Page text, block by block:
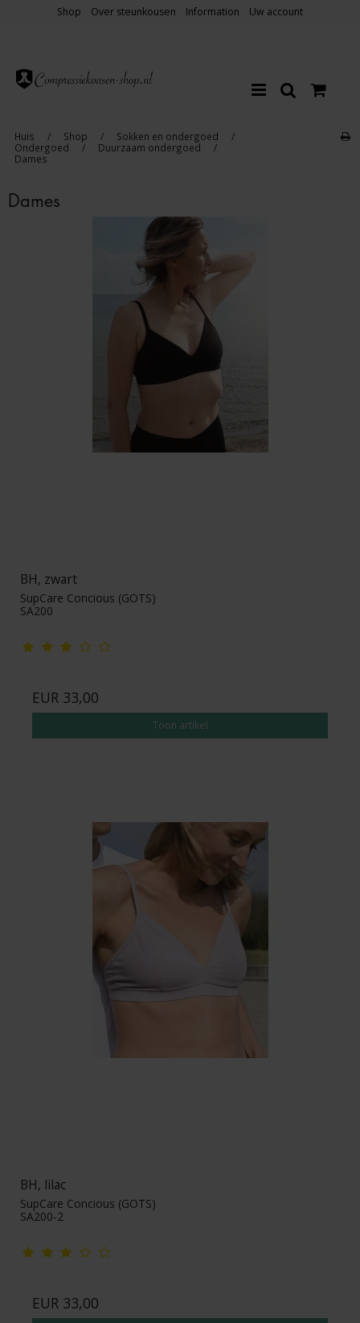
Shop Over steunkousen Information Uw account
Huis / Shop / Sokken en ondergoed
/
Ondergoed
/ Duurzaam ondergoed
/
Dames
Dames
BH, zwart
SupCare Concious (GOTS)
SA200
EUR 33,00
Toon artikel
BH, lilac
SupCare Concious (GOTS)
SA200-2
EUR 33,00